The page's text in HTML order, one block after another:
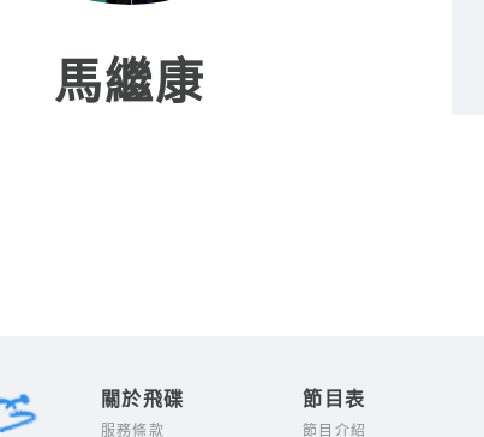
馬繼康
關於飛碟
服務條款
節目表
節目介紹